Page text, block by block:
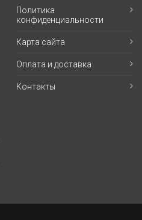
Политика
конфиденциальности
Карта сайта
Оплата и доставка
Контакты